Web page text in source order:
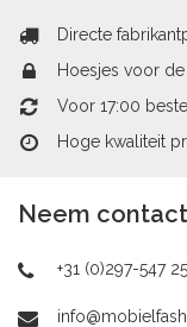
Directe
Hoesjes voor
Voor 17:00
Hoge kwaliteit
Neem
+31 (0)297-547